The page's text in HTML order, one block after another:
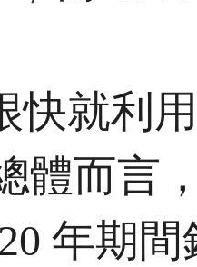
快就利
體而言
年期